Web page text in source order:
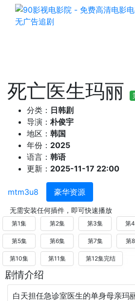
死亡医生玛丽
分类： 日韩剧
导演：朴俊宇
地区： 韩国
年份： 2025
语言： 韩语
更新： 2025-11-17 22:00
mtm3u8 豪华资源
无需安装任何插件，即可快速播放
第1集 第2集 第3集 第
第5集 第6集 第7集 第
第10集 第11集 第12集完结
剧情介绍
白天担任急诊室医生的单身母亲玛